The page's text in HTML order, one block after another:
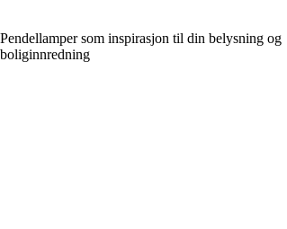
Pendellamper som inspirasjon til din belysning og
boliginnredning